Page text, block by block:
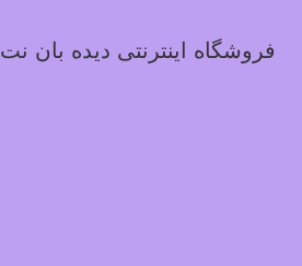
فروشگاه اینترنتی دیده بان نت